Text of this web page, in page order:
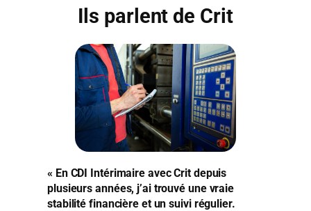
Ils parlent de Crit
« En CDI Intérimaire avec Crit depuis
plusieurs années, j’ai trouvé une vraie
stabilité financière et un suivi régulier.